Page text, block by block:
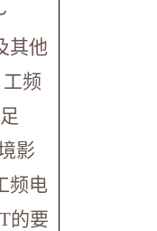
其他
频
影
频电
的要